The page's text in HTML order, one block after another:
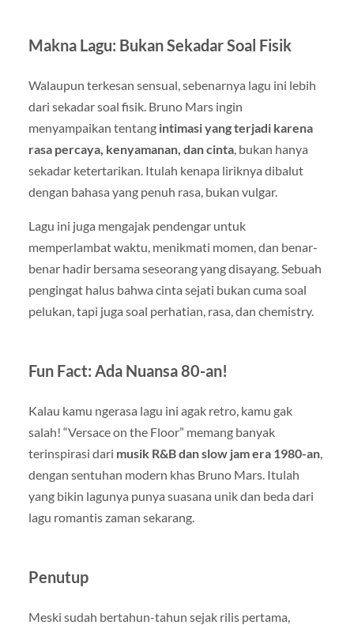
Makna Lagu: Bukan Sekadar Soal Fisik
Walaupun terkesan sensual, sebenarnya lagu ini lebih
dari sekadar soal fisik. Bruno Mars ingin
menyampaikan tentang intimasi yang terjadi karena
rasa percaya, kenyamanan, dan cinta, bukan hanya
sekadar ketertarikan. Itulah kenapa liriknya dibalut
dengan bahasa yang penuh rasa, bukan vulgar.
Lagu ini juga mengajak pendengar untuk
memperlambat waktu, menikmati momen, dan benar-
benar hadir bersama seseorang yang disayang. Sebuah
pengingat halus bahwa cinta sejati bukan cuma soal
pelukan, tapi juga soal perhatian, rasa, dan chemistry.
Fun Fact: Ada Nuansa 80-an!
Kalau kamu ngerasa lagu ini agak retro, kamu gak
salah! “Versace on the Floor” memang banyak
terinspirasi dari musik R&B dan slow jam era 1980-an,
dengan sentuhan modern khas Bruno Mars. Itulah
yang bikin lagunya punya suasana unik dan beda dari
lagu romantis zaman sekarang.
Penutup
Meski sudah bertahun-tahun sejak rilis pertama,